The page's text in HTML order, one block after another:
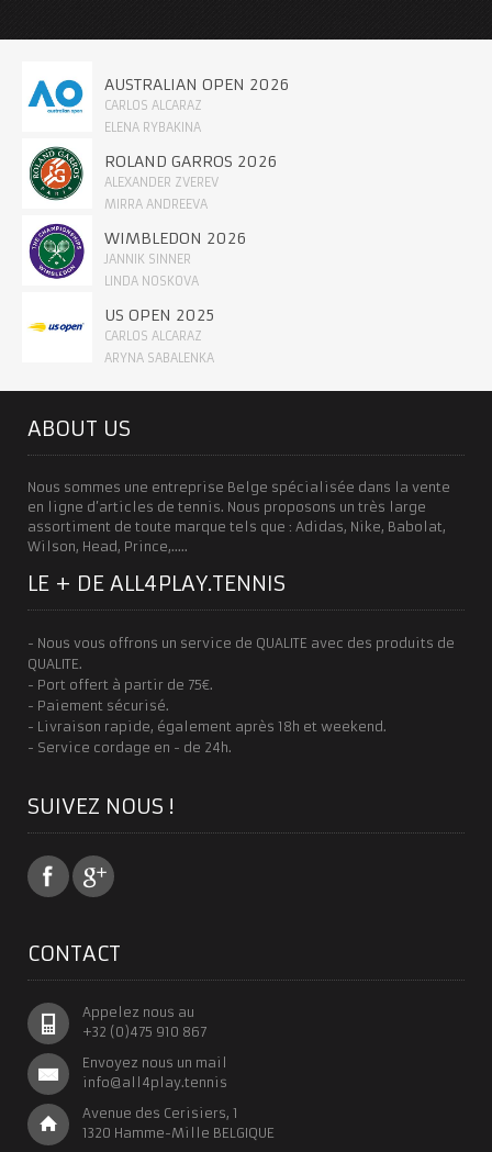
AUSTRALIAN OPEN 2026
CARLOS ALCARAZ
ELENA RYBAKINA
ROLAND GARROS 2026
ALEXANDER ZVEREV
MIRRA ANDREEVA
WIMBLEDON 2026
JANNIK SINNER
LINDA NOSKOVA
US OPEN 2025
CARLOS ALCARAZ
ARYNA SABALENKA
ABOUT US
Nous sommes une entreprise Belge spécialisée dans la vente
en ligne d’articles de tennis. Nous proposons un très large
assortiment de toute marque tels que : Adidas, Nike, Babolat,
Wilson, Head, Prince,…..
LE + DE ALL4PLAY.TENNIS
- Nous vous offrons un service de QUALITE avec des produits de
QUALITE.
- Port offert à partir de 75€.
- Paiement sécurisé.
- Livraison rapide, également après 18h et weekend.
- Service cordage en - de 24h.
SUIVEZ NOUS !
CONTACT
Appelez nous au
+32 (0)475 910 867
Envoyez nous un mail
info@all4play.tennis
Avenue des Cerisiers, 1
1320 Hamme-Mille BELGIQUE